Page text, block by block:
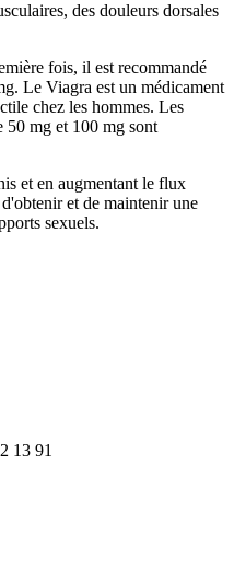
des douleurs dorsales
fois, il est recommandé
Le Viagra est un médicament
chez les hommes. Les
50 mg et 100 mg sont
et en augmentant le flux
et de maintenir une
sexuels.
13 91